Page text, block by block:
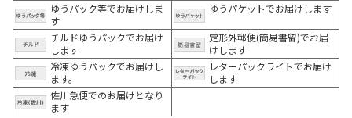
ゆうパック等でお届けしま
す
ゆうパケットでお届けします
チルドゆうパックでお届け
します
定形外郵便(簡易書留)でお届
けします
冷凍ゆうパックでお届けし
ます。
レターパックライトでお届け
します
佐川急便でのお届けとなり
ます